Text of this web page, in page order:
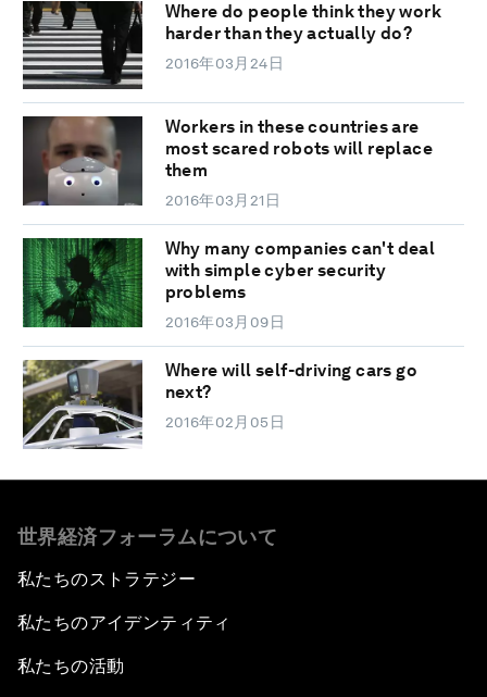
Where do people think they work
harder than they actually do?
2016年03月24日
Workers in these countries are
most scared robots will replace
them
2016年03月21日
Why many companies can't deal
with simple cyber security
problems
2016年03月09日
Where will self-driving cars go
next?
2016年02月05日
世界経済フォーラムについて
私たちのストラテジー
私たちのアイデンティティ
私たちの活動